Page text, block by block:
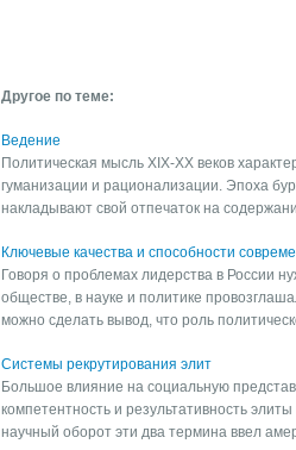
Другое по теме:
Ведение
Политическая мысль XIX-ХХ веков
гуманизации и рационализации. Эпоха
накладывают свой отпечаток на
Ключевые качества и способности
Говоря о проблемах лидерства в России
обществе, в науке и политике
можно сделать вывод, что роль
Системы рекрутирования элит
Большое влияние на социальную
компетентность и результативность
научный оборот эти два термина ввел